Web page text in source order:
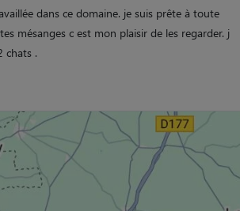
dans ce domaine. je suis prête à toute
mésanges c est mon plaisir de les regarder. j
chats .